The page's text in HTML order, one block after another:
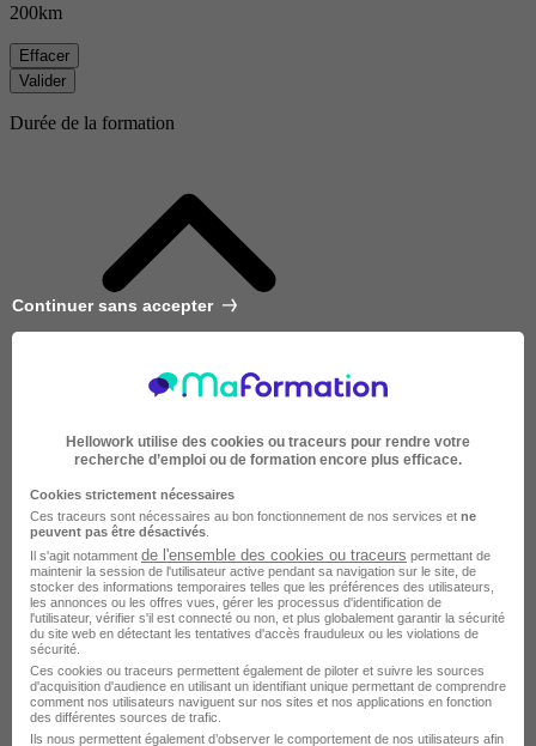
200km
Effacer
Valider
Durée de la formation
Très courte
Continuer sans accepter
Hellowork utilise des cookies ou traceurs pour rendre votre
recherche d’emploi ou de formation encore plus efficace.
Cookies strictement nécessaires
Ces traceurs sont nécessaires au bon fonctionnement de nos services et ne
peuvent pas être désactivés
Il s'agit notamment de l'ensemble des cookies ou traceurs permettant de
maintenir la session de l'utilisateur active pendant sa navigation sur le site, de
stocker des informations temporaires telles que les préférences des utilisateurs,
les annonces ou les offres vues, gérer les processus d'identification de
l'utilisateur, vérifier s'il est connecté ou non, et plus globalement garantir la sécurité
du site web en détectant les tentatives d'accès frauduleux ou les violations de
sécurité.
Ces cookies ou traceurs permettent également de piloter et suivre les sources
d'acquisition d'audience en utilisant un identifiant unique permettant de comprendre
comment nos utilisateurs naviguent sur nos sites et nos applications en fonction
des différentes sources de trafic.
Ils nous permettent également d’observer le comportement de nos utilisateurs afin